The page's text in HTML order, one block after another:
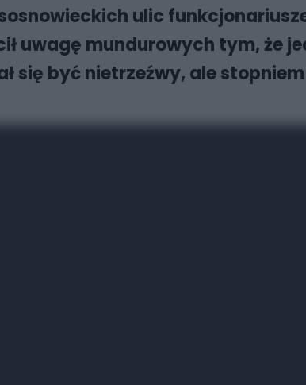
ulic
uwagę mundurowych tym, że
się być nietrzeźwy, ale